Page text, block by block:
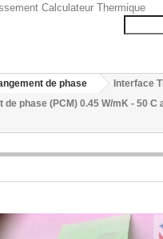
Calculateur Thermique
de phase
Interface
de phase (PCM) 0.45 W/mK - 50 C